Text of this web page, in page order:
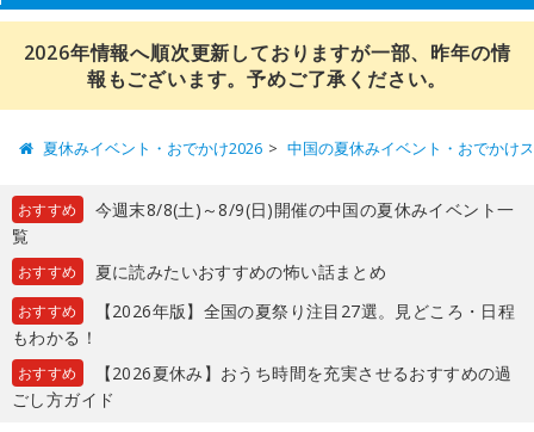
2026年情報へ順次更新しておりますが一部、昨年の情
報もございます。予めご了承ください。
夏休みイベント・おでかけ2026 中国の夏休みイベント・おでかけ
おすすめ
今週末8/8(土)～8/9(日)開催の中国の夏休みイベント一
覧
おすすめ 夏に読みたいおすすめの怖い話まとめ
おすすめ
【2026年版】全国の夏祭り注目27選。見どころ・日程
もわかる！
おすすめ
【2026夏休み】おうち時間を充実させるおすすめの過
ごし方ガイド